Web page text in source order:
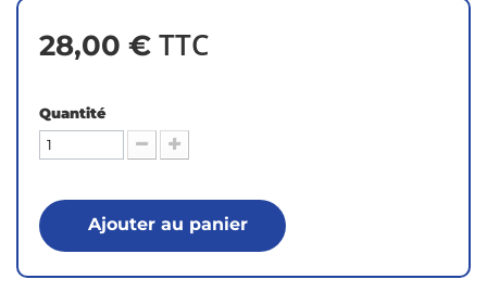
28,00 € TTC
Quantité
Ajouter au panier